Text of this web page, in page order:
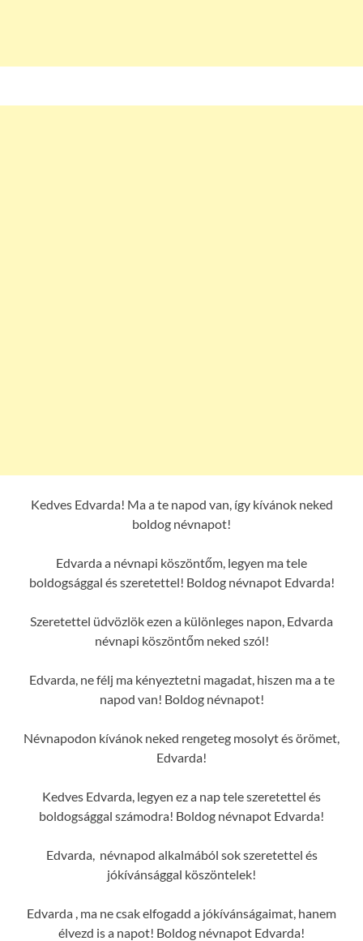
Kedves Edvarda! Ma a te napod van, így kívánok neked
boldog névnapot!
Edvarda a névnapi köszöntőm, legyen ma tele
boldogsággal és szeretettel! Boldog névnapot Edvarda!
Szeretettel üdvözlök ezen a különleges napon, Edvarda
névnapi köszöntőm neked szól!
Edvarda, ne félj ma kényeztetni magadat, hiszen ma a te
napod van! Boldog névnapot!
Névnapodon kívánok neked rengeteg mosolyt és örömet,
Edvarda!
Kedves Edvarda, legyen ez a nap tele szeretettel és
boldogsággal számodra! Boldog névnapot Edvarda!
Edvarda, névnapod alkalmából sok szeretettel és
jókívánsággal köszöntelek!
Edvarda , ma ne csak elfogadd a jókívánságaimat, hanem
élvezd is a napot! Boldog névnapot Edvarda!